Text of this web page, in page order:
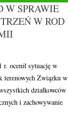
W SPRAWIE
W ROD
ocenił sytuację w
terenowych Związku w
działkowców
i zachowywanie